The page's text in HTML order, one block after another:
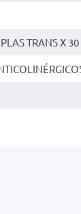
TRANS X 30